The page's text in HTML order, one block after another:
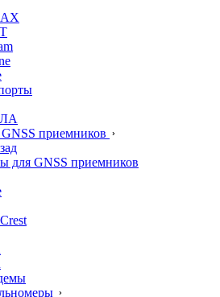
приемников
для GNSS приемников